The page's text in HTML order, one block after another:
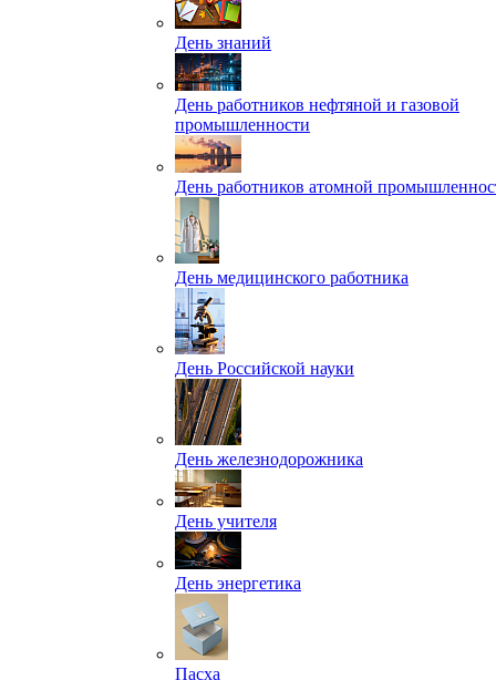
День знаний
День работников нефтяной и газовой
промышленности
День работников атомной
День медицинского работника
День Российской науки
День железнодорожника
День учителя
День энергетика
Пасха